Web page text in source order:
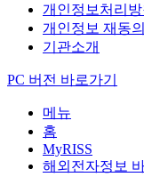
개인정보처리방
개인정보 재동의
기관소개
PC 버전 바로가기
메뉴
홈
MyRISS
해외전자정보